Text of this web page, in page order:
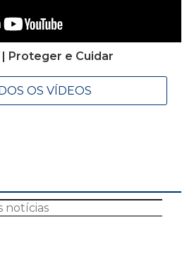
| Proteger e Cuidar
OS VÍDEOS